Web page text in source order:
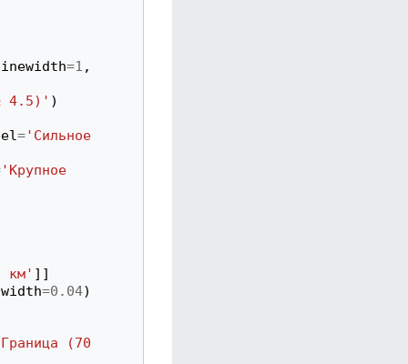
=1 ,
4.5)' )
='Сильное
'Крупное
км' ]]
width=0.04)
(70